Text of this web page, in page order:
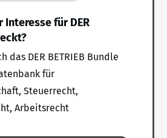
Interesse für DER
das DER BETRIEB Bundle
für
Steuerrecht,
Arbeitsrecht